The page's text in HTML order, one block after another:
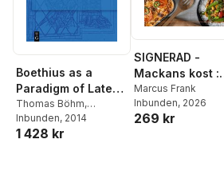
Boethius as a
Paradigm of Late
Ancient Thought
Thomas Böhm,
Thomas Jürgasch
Andreas Kirchner
Inbunden, 2014
1 428 kr
SIGNERAD -
Mackans kost :
Middagar och
matlådor
Marcus Frank
Inbunden, 2026
269 kr